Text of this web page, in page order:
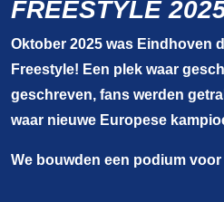
FREESTYLE
Oktober 2025 was Eindhoven
Freestyle! Een plek waar
geschreven, fans werden
waar nieuwe Europese
We bouwden een podium